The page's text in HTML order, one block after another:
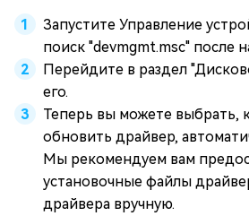
Запустите Управление
поиск "devmgmt.msc" после
Перейдите в раздел
его.
Теперь вы можете выбрать,
обновить драйвер,
Мы рекомендуем вам
установочные файлы
драйвера вручную.